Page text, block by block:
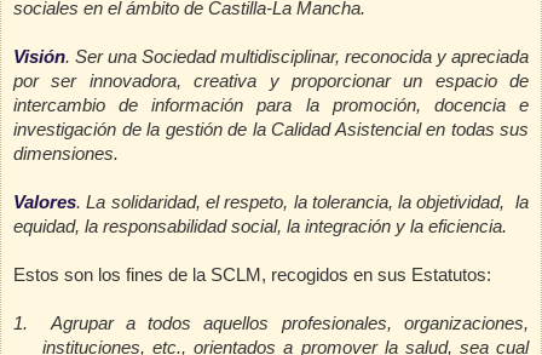
sociales en el ámbito de Castilla-La Mancha.
Visión. Ser una Sociedad multidisciplinar, reconocida y apreciada
por ser innovadora, creativa y proporcionar un espacio de
intercambio de información para la promoción, docencia e
investigación de la gestión de la Calidad Asistencial en todas sus
dimensiones.
Valores.La solidaridad, el respeto, la tolerancia, la objetividad, la
equidad, la responsabilidad social, la integración y la eficiencia.
Estos son los fines de la SCLM, recogidos en sus Estatutos:
1.
Agrupar a todos aquellos profesionales, organizaciones,
instituciones, etc., orientados a promover la salud, sea cual